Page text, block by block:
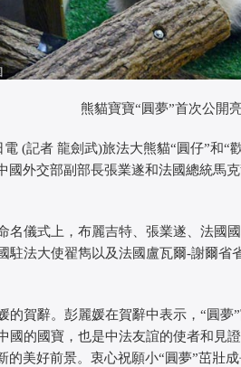
熊貓寶寶“圓夢”首次公開
記者 龍劍武)旅法大熊貓“圓仔”和“
國外交部副部長張業遂和法國總統馬
儀式上，布麗吉特、張業遂、法國
駐法大使翟雋以及法國盧瓦爾-謝爾
賀辭。彭麗媛在賀辭中表示，“圓夢
國的國寶，也是中法友誼的使者和見
的美好前景。衷心祝願小“圓夢”茁壯